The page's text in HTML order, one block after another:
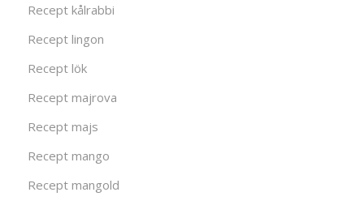
Recept kålrabbi
Recept lingon
Recept lök
Recept majrova
Recept majs
Recept mango
Recept mangold